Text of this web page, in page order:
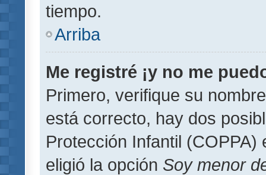
tiempo.
Arriba
Me registré ¡y no me
Primero, verifique su
está correcto, hay dos
Protección Infantil
eligió la opción Soy menor